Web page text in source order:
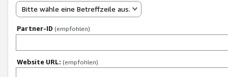
Bitte wähle eine Betreffzeile aus.
Partner-ID (empfohlen)
Website URL: (empfohlen)